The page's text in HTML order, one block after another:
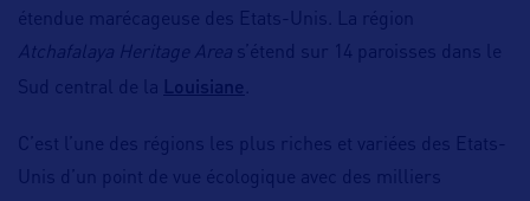
étendue marécageuse des Etats-Unis. La région
Atchafalaya Heritage Area s’étend sur 14 paroisses dans le
Sud central de la Louisiane
C’est l’une des régions les plus riches et variées des Etats-
Unis d’un point de vue écologique avec des milliers